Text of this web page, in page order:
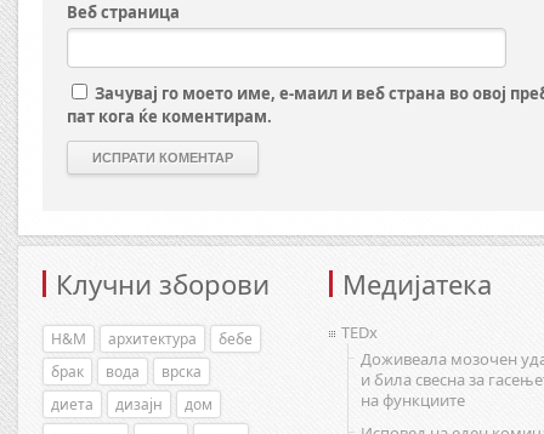
Веб страница
Зачувај го моето име, е-маил и веб страна во овој
пат кога ќе коментирам.
Клучни зборови
H&M архитектура
бебе
брак
вода
врска
диета
дизајн
дом
Медијатека
TEDx
Доживеала мозочен
и била свесна за
на функциите